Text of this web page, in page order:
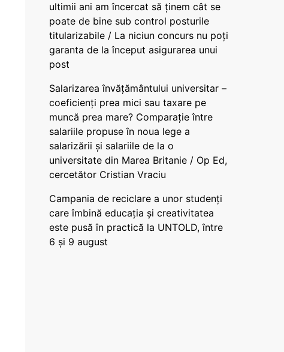
ultimii ani am încercat să ținem cât se
poate de bine sub control posturile
titularizabile / La niciun concurs nu poți
garanta de la început asigurarea unui
post
Salarizarea învățământului universitar –
coeficienți prea mici sau taxare pe
muncă prea mare? Comparație între
salariile propuse în noua lege a
salarizării și salariile de la o
universitate din Marea Britanie / Op Ed,
cercetător Cristian Vraciu
Campania de reciclare a unor studenți
care îmbină educația și creativitatea
este pusă în practică la UNTOLD, între
6 și 9 august